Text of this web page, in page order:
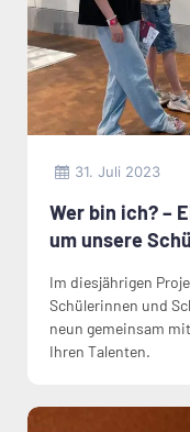
31. Juli 2023
Wer bin ich? –
um unsere
Im diesjährigen
Schülerinnen und
neun gemeinsam
Ihren Talenten.